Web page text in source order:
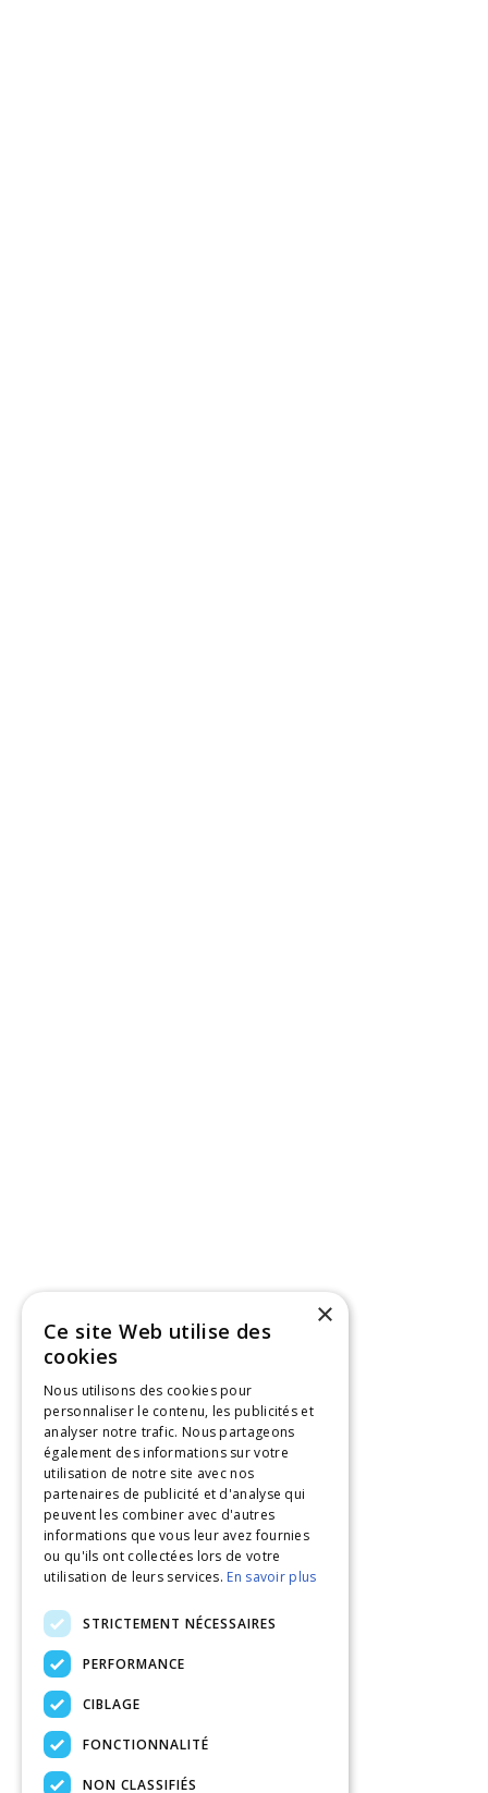
×
Ce site Web utilise des
cookies
Nous utilisons des cookies pour
personnaliser le contenu, les publicités et
analyser notre trafic. Nous partageons
également des informations sur votre
utilisation de notre site avec nos
partenaires de publicité et d'analyse qui
peuvent les combiner avec d'autres
informations que vous leur avez fournies
ou qu'ils ont collectées lors de votre
utilisation de leurs services. En savoir plus
STRICTEMENT NÉCESSAIRES
PERFORMANCE
CIBLAGE
FONCTIONNALITÉ
NON CLASSIFIÉS